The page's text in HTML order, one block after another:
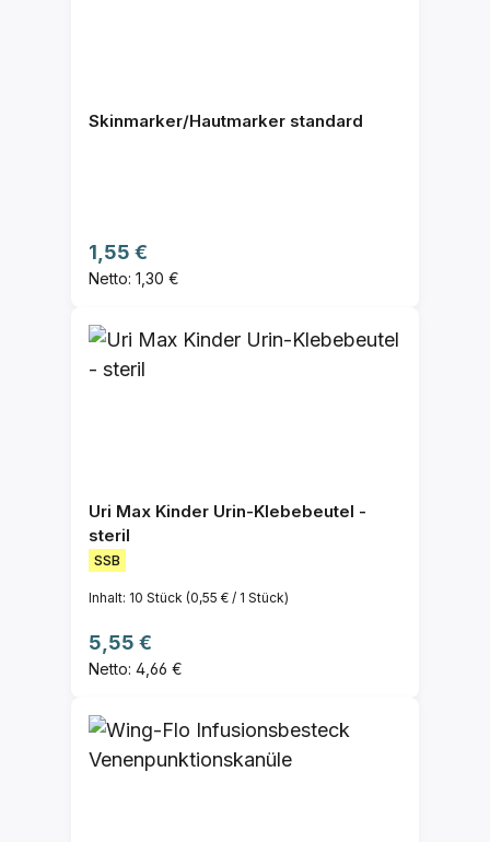
Skinmarker/Hautmarker standard
Regulärer Preis:
1,55 €
Netto: 1,30 €
Uri Max Kinder Urin-Klebebeutel -
steril
SSB
Inhalt: 10 Stück (0,55 € / 1 Stück)
Regulärer Preis:
5,55 €
Netto: 4,66 €